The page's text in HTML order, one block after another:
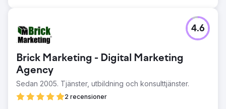
Brick Marketing - Digital Marketing
Agency
Sedan 2005. Tjänster, utbildning och konsulttjänster.
2 recensioner
4.6